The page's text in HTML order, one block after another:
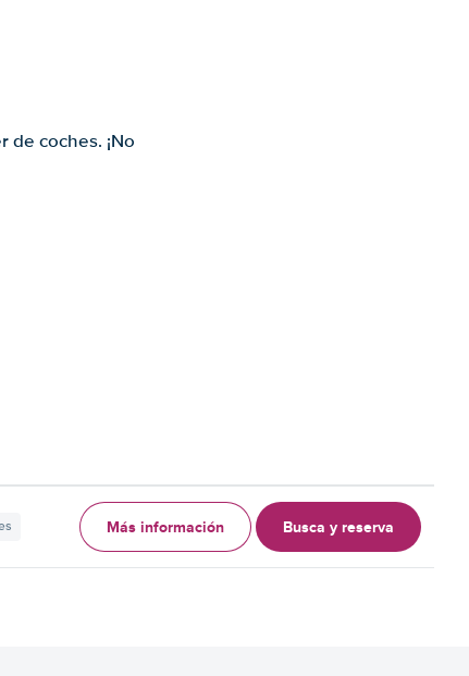
de coches. ¡No
Más información Busca y reserva